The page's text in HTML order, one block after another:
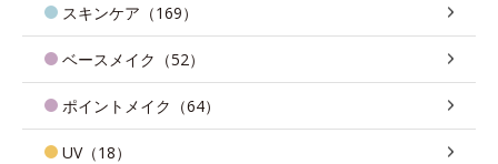
スキンケア（169）
ベースメイク（52）
ポイントメイク（64）
UV（18）